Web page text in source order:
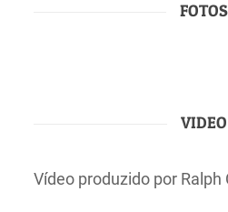
FOTOS
VIDEO
Vídeo produzido por Ralph